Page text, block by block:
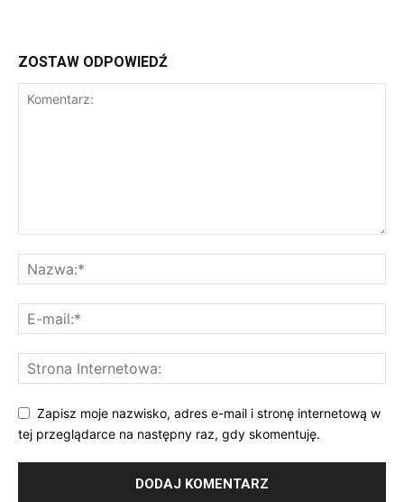
ZOSTAW ODPOWIEDŹ
Zapisz moje nazwisko, adres e-mail i stronę internetową w
tej przeglądarce na następny raz, gdy skomentuję.